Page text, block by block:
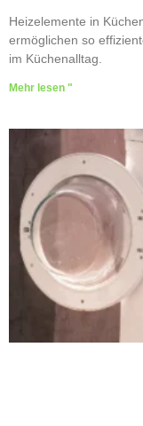
Heizelemente in
ermöglichen so
im Küchenalltag.
Mehr lesen "